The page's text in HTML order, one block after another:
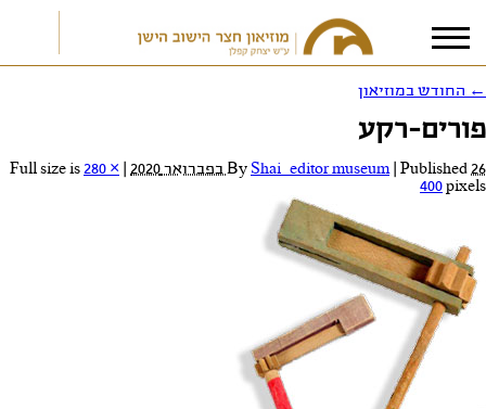
אני מאשר/ת את
← החודש במוזיאון
פורים-רקע
By Shai_editor museum Published26 בפברואר 2020
280 ×
400pixels